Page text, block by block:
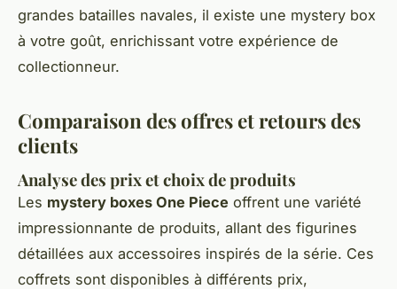
grandes batailles navales, il existe une mystery box
à votre goût, enrichissant votre expérience de
collectionneur.
Comparaison des offres et retours des
clients
Analyse des prix et choix de produits
Les mystery boxes One Piece offrent une variété
impressionnante de produits, allant des figurines
détaillées aux accessoires inspirés de la série. Ces
coffrets sont disponibles à différents prix,